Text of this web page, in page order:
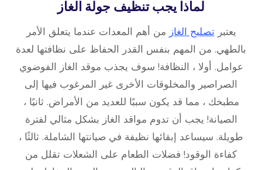
لماذا يجب تنظيف جولة الغاز
يعتبرتصليح الغاز من أهم المعدات عندما يتعلق الأمر
بالطهي. من المهم بنفس القدر الحفاظ على نظافتها لعدة
عوامل. أولا ، النظافة! سوف يجذب موقد الغاز الفوضوي
الصراصير والمخلوقات الأخرى غير المرغوب فيها إلى
مطبخك ، مما قد يكون سببًا للعديد من الأمراض. ثانيًا ،
الصيانة! يجب أن تدوم مواقد الغاز بشكل مثالي لفترة
طويلة. سيساعد إبقائها نظيفة في صيانتها الشاملة. ثالثًا ،
كفاءة الوقود! فضلات الطعام على الشعلات تقلل من